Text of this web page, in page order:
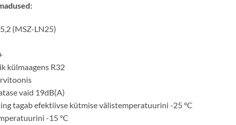
(MSZ-LN25)
külmaagens R32
vaid 19dB(A)
tagab efektiivse kütmise välistemperatuurini -25 °C
-15 °C